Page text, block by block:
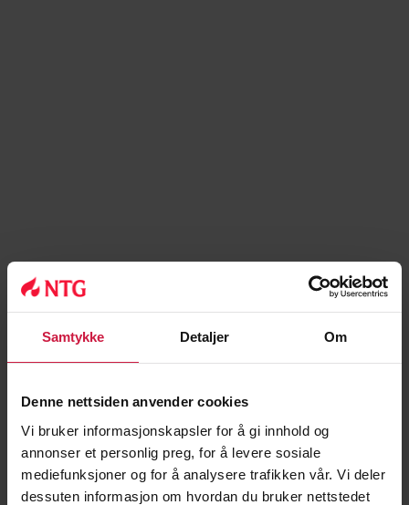
Samtykke Detaljer Om
Denne nettsiden anvender cookies
Vi bruker informasjonskapsler for å gi innhold og
annonser et personlig preg, for å levere sosiale
mediefunksjoner og for å analysere trafikken vår. Vi deler
dessuten informasjon om hvordan du bruker nettstedet